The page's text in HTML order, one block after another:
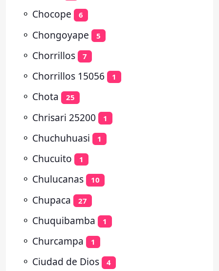
⚬ Chocope 6
⚬ Chongoyape 5
⚬ Chorrillos 7
⚬ Chorrillos 15056 1
⚬ Chota 25
⚬ Chrisari 25200 1
⚬ Chuchuhuasi 1
⚬ Chucuito 1
⚬ Chulucanas 10
⚬ Chupaca 27
⚬ Chuquibamba 1
⚬ Churcampa 1
⚬ Ciudad de Dios 4